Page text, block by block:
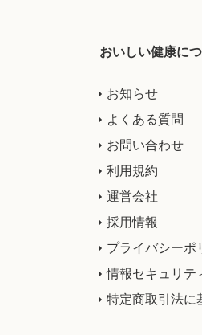
おいしい健康に
お知らせ
よくある質問
お問い合わせ
利用規約
運営会社
採用情報
プライバシーポ
情報セキュリテ
特定商取引法に